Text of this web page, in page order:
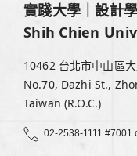
實踐大學｜設
Shih Chien
10462 台北市中山區
No.70, Dazhi St.,
Taiwan (R.O.C.)
02-2538-1111 #7001